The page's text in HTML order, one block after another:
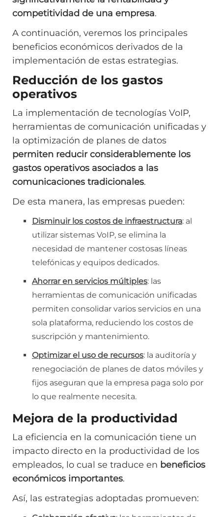
competitividad de una empresa.
A continuación, veremos los principales
beneficios económicos derivados de la
implementación de estas estrategias.
Reducción de los gastos
operativos
La implementación de tecnologías VoIP,
herramientas de comunicación unificadas y
la optimización de planes de datos
permiten reducir considerablemente los
gastos operativos asociados a las
comunicaciones tradicionales.
De esta manera, las empresas pueden:
Disminuir los costos de infraestructura: al
utilizar sistemas VoIP, se elimina la
necesidad de mantener costosas líneas
telefónicas y equipos dedicados.
Ahorrar en servicios múltiples: las
herramientas de comunicación unificadas
permiten consolidar varios servicios en una
sola plataforma, reduciendo los costos de
suscripción y mantenimiento.
Optimizar el uso de recursos: la auditoría y
renegociación de planes de datos móviles y
fijos aseguran que la empresa paga solo por
lo que realmente necesita.
Mejora de la productividad
La eficiencia en la comunicación tiene un
impacto directo en la productividad de los
empleados, lo cual se traduce en beneficios
económicos importantes.
Así, las estrategias adoptadas promueven: